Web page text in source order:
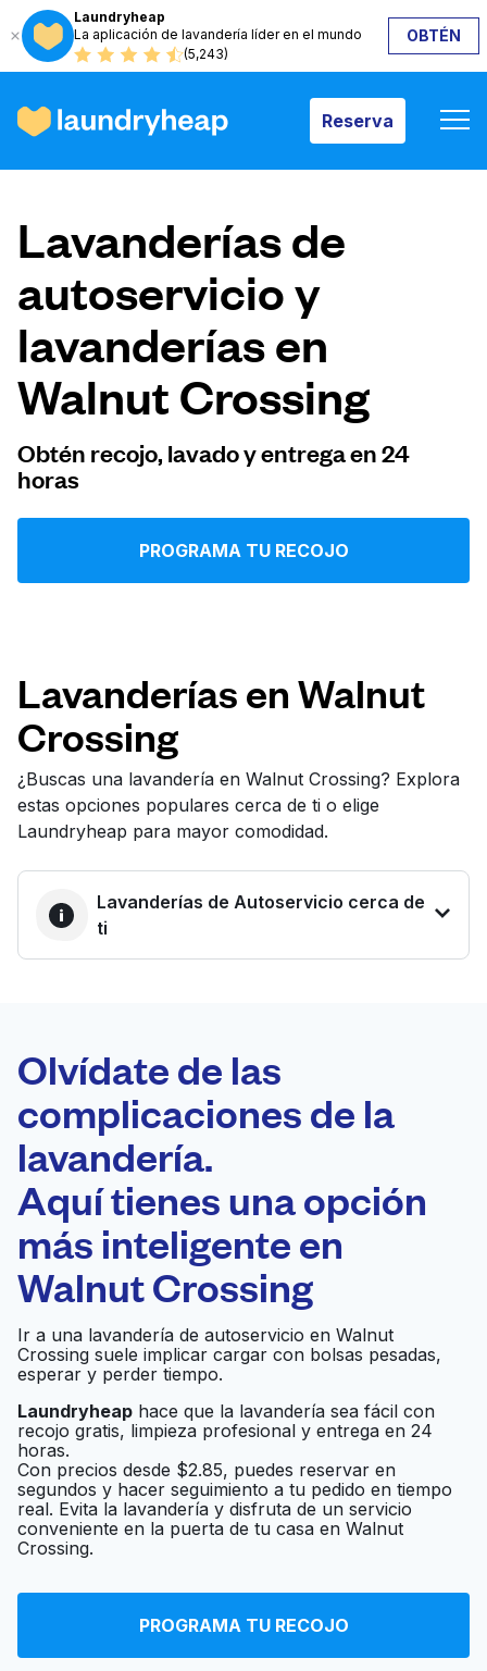
Laundryheap
La aplicación de lavandería líder en el mundo
(5,243)
OBTÉN
Reserva
Reserva
Cómo funciona
Precios y servicios
Quiénes somos
Iniciar sesión
Síguenos en
Lavanderías de
autoservicio y
lavanderías en
Walnut Crossing
Obtén recojo, lavado y entrega en 24
horas
PROGRAMA TU RECOJO
Lavanderías en Walnut
Crossing
¿Buscas una lavandería en Walnut Crossing? Explora
estas opciones populares cerca de ti o elige
Laundryheap para mayor comodidad.
Lavanderías de Autoservicio cerca de
ti
Laundryheap.com
Programa tu recogida
0 min
Recojo y entrega
casa
Abierto 24/7
CoinLess Laundry Ir al sitio web
Parmer Laundromat Ir al sitio web
Sierra Cleaners Ir al sitio web
Reid's Cleaners &
Laundry
Olvídate de las
complicaciones de la
lavandería.
Aquí tienes una opción
más inteligente en
Walnut Crossing
Ir a una lavandería de autoservicio en Walnut
Crossing suele implicar cargar con bolsas pesadas,
esperar y perder tiempo.
Laundryheap hace que la lavandería sea fácil con
recojo gratis, limpieza profesional y entrega en 24
horas.
Con precios desde $2.85, puedes reservar en
segundos y hacer seguimiento a tu pedido en tiempo
real. Evita la lavandería y disfruta de un servicio
conveniente en la puerta de tu casa en Walnut
Crossing.
PROGRAMA TU RECOJO